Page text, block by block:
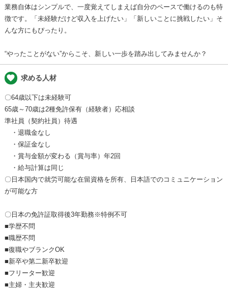
業務自体はシンプルで、一度覚えてしまえば自分のペースで働けるのも特
徴です。「未経験だけど収入を上げたい」「新しいことに挑戦したい」そ
んな方にもぴったり。
“やったことがない”からこそ、新しい一歩を踏み出してみませんか？
favorite 求める人材
〇64歳以下は未経験可
65歳～70歳は2種免許保有（経験者）応相談
準社員（契約社員）待遇
・退職金なし
・保証金なし
・賞与金額が変わる（賞与率）年2回
・給与計算は同じ
〇日本国内で就労可能な在留資格を所有、日本語でのコミュニケーション
が可能な方
〇日本の免許証取得後3年勤務※特例不可
■学歴不問
■職歴不問
■復職やブランクOK
■新卒や第二新卒歓迎
■フリーター歓迎
■主婦・主夫歓迎